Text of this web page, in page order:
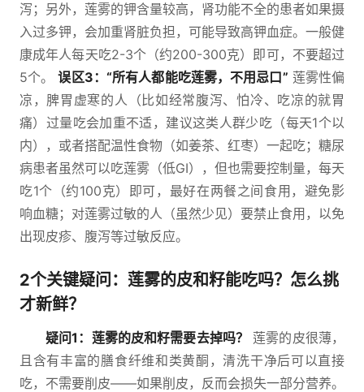
泻；另外，莲雾的钾含量较高，肾功能不全的患者如果摄
入过多钾，会加重肾脏负担，可能导致高钾血症。一般健
康成年人每天吃2-3个（约200-300克）即可，不要超过
5个。误区3：“所有人都能吃莲雾，不用忌口” 莲雾性偏
凉，脾胃虚寒的人（比如经常腹泻、怕冷、吃凉的就胃
痛）过量吃会加重不适，建议这类人群少吃（每天1个以
内），或者搭配温性食物（如姜茶、红枣）一起吃；糖尿
病患者虽然可以吃莲雾（低GI），但也需要控制量，每天
吃1个（约100克）即可，最好在两餐之间食用，避免影
响血糖；对莲雾过敏的人（虽然少见）要禁止食用，以免
出现皮疹、腹泻等过敏反应。
2个关键疑问：莲雾的皮和籽能吃吗？怎么挑
才新鲜？
疑问1：莲雾的皮和籽需要去掉吗？
莲雾的皮很薄，
且含有丰富的膳食纤维和类黄酮，清洗干净后可以直接
吃，不需要削皮——如果削皮，反而会损失一部分营养。